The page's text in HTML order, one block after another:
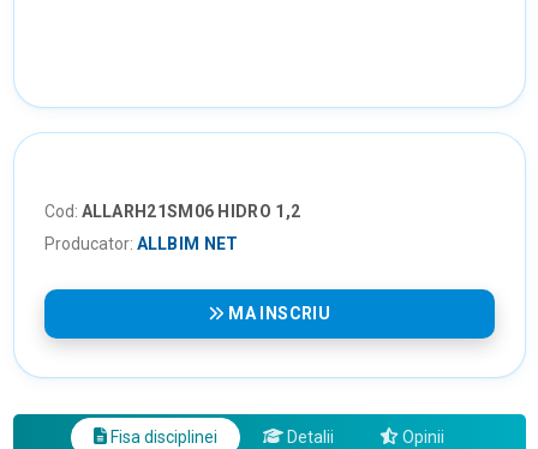
Cod: ALLARH21SM06 HIDRO 1,2
Producator: ALLBIM NET
MA INSCRIU
Fisa disciplinei Detalii Opinii